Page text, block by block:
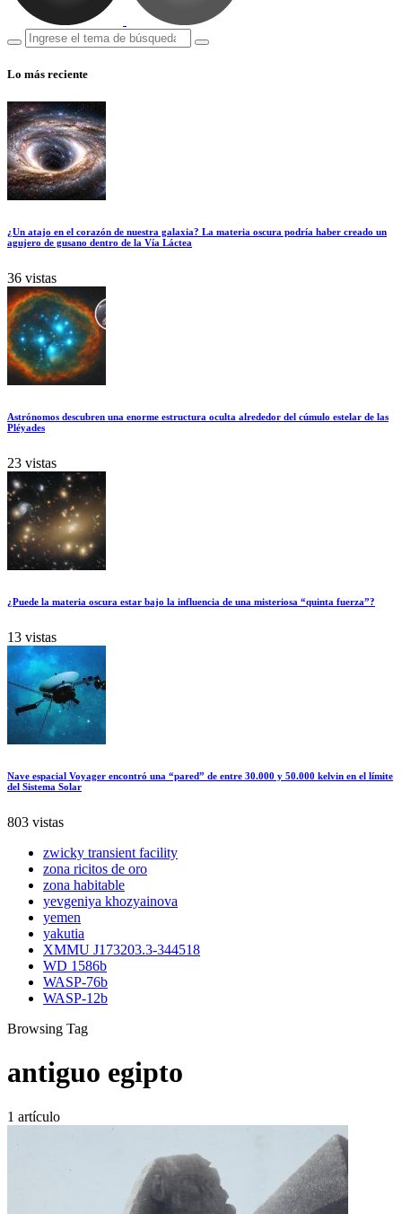
Lo más reciente
¿Un atajo en el corazón de nuestra galaxia? La materia oscura podría haber creado un
agujero de gusano dentro de la Vía Láctea
36 vistas
Astrónomos descubren una enorme estructura oculta alrededor del cúmulo estelar de las
Pléyades
23 vistas
¿Puede la materia oscura estar bajo la influencia de una misteriosa “quinta fuerza”?
13 vistas
Nave espacial Voyager encontró una “pared” de entre 30.000 y 50.000 kelvin en el límite
del Sistema Solar
803 vistas
zwicky transient facility
zona ricitos de oro
zona habitable
yevgeniya khozyainova
yemen
yakutia
XMMU J173203.3-344518
WD 1586b
WASP-76b
WASP-12b
Browsing Tag
antiguo egipto
1 artículo